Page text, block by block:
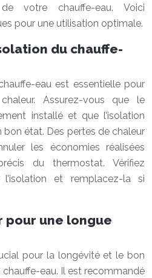
de votre chauffe-eau. Voici
pour une utilisation optimale.
du chauffe-
eau est essentielle pour
Assurez-vous que le
installé et que l’isolation
bon état. Des pertes de chaleur
les économies réalisées
du thermostat. Vérifiez
l’isolation et remplacez-la si
une longue
pour la longévité et le bon
eau. Il est recommandé